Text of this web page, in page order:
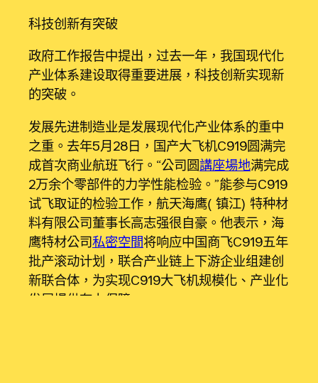
科技创新有突破
政府工作报告中提出，过去一年，我国现代化
产业体系建设取得重要进展，科技创新实现新
的突破。
发展先进制造业是发展现代化产业体系的重中
之重。去年5月28日，国产大飞机C919圆满完
成首次商业航班飞行。“公司圆講座場地满完成
2万余个零部件的力学性能检验。”能参与C919
试飞取证的检验工作，航天海鹰（镇江）特种材
料有限公司董事长高志强很自豪。他表示，海
鹰特材公司私密空間将响应中国商飞C919五年
批产滚动计划，联合产业链上下游企业组建创
新联合体，为实现C919大飞机规模化、产业化
发展提供有力保障。